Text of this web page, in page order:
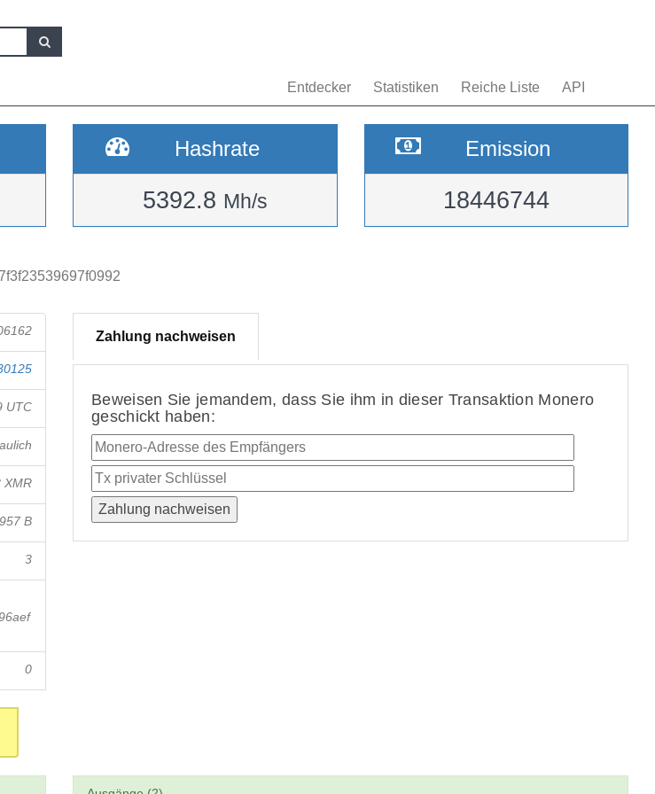
Entdecker Statistiken Reiche Liste API
Hashrate
5392.8 Mh/s
Emission
18446744
UTC
XMR
B
3
0
Zahlung nachweisen
Beweisen Sie jemandem, dass Sie ihm in dieser Transaktion Monero
geschickt haben: